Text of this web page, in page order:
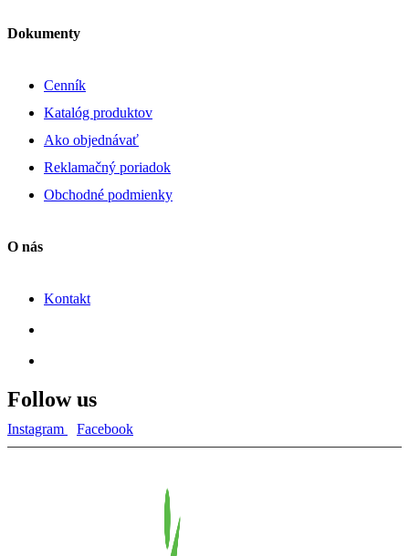
Dokumenty
Cenník
Katalóg produktov
Ako objednávať
Reklamačný poriadok
Obchodné podmienky
O nás
Kontakt
Follow us
Instagram Facebook